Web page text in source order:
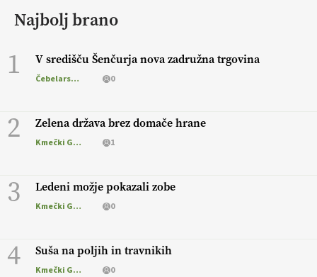
Najbolj brano
1 V središču Šenčurja nova zadružna trgovina
Čebelarstvo 0
2 Zelena država brez domače hrane
Kmečki Glas 1
3 Ledeni možje pokazali zobe
Kmečki Glas 0
4 Suša na poljih in travnikih
Kmečki Glas 0